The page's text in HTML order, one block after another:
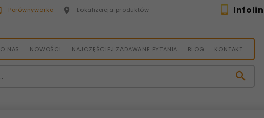
Porównywarka Lokalizacja produktów
O NAS NOWOŚCI NAJCZĘŚCIEJ ZADAWANE PYTANIA BLOG KONTAKT